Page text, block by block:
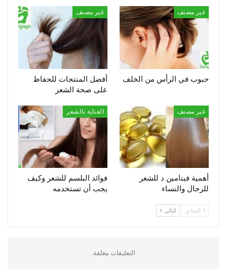
غير مصنف
حبوب في الرأس من الخلف
غير مصنف
أفضل المنتجات للحفاظ
على صحة الشعر
غير مصنف
أهمية فيتامين د للشعر
للرجال والنساء
العناية بالشعر
فوائد البلسم للشعر وكيف
يجب أن تستخدمه
السابق التالي
التعليقات مغلقة.